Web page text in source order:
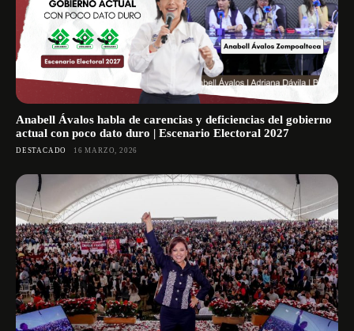
Anabell Ávalos habla de carencias y deficiencias del gobierno
actual con poco dato duro | Escenario Electoral 2027
DESTACADO 16 MARZO, 2026